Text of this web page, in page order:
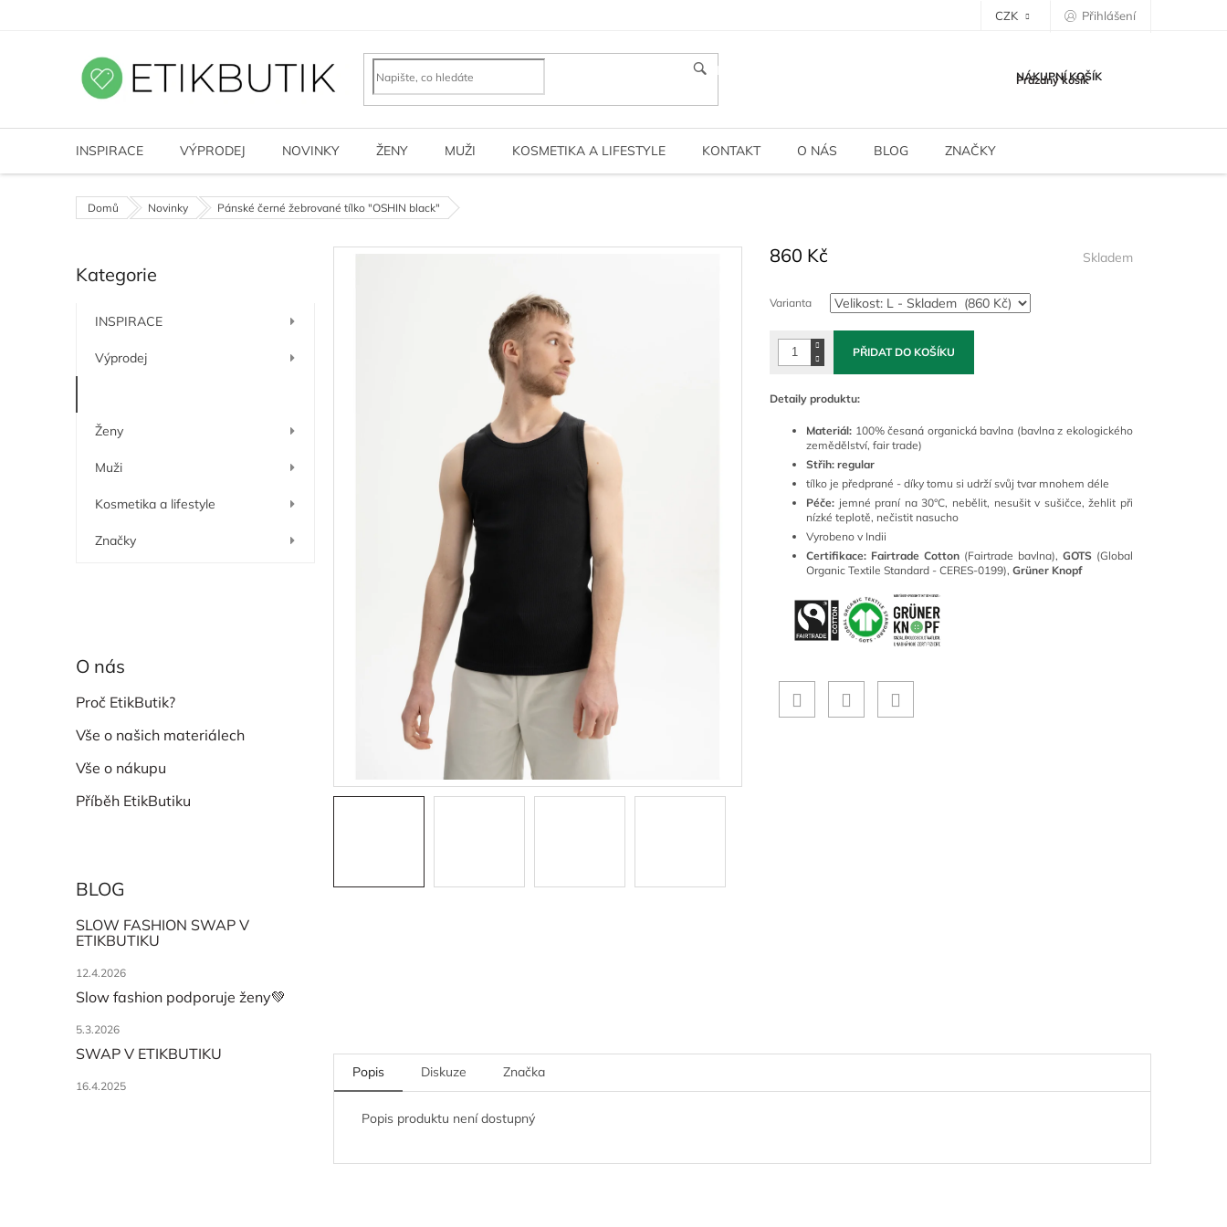
CZK Přihlášení
HLEDAT NÁKUPNÍ KOŠÍK
Prázdný košík
INSPIRACE VÝPRODEJ NOVINKY ŽENY MUŽI KOSMETIKA A LIFESTYLE KONTAKT O NÁS BLOG ZNAČKY
Domů Novinky Pánské černé žebrované tílko "OSHIN black"
o
n
í
Přeskočit
kategorie
Kategorie
INSPIRACE
Výprodej
Ženy
Muži
Kosmetika a lifestyle
Značky
O nás
Proč EtikButik?
Vše o našich materiálech
Vše o nákupu
Příběh EtikButiku
BLOG
SLOW FASHION SWAP V
ETIKBUTIKU
12.4.2026
Slow fashion podporuje ženy💚
5.3.2026
SWAP V ETIKBUTIKU
16.4.2025
860 Kč
cena:
Skladem
Varianta
PŘIDAT DO KOŠÍKU
Detaily produktu:
Materiál: 100% česaná organická bavlna (bavlna z ekologického
zemědělství, fair trade)
Střih: regular
tílko je předprané - díky tomu si udrží svůj tvar mnohem déle
Péče: jemné praní na 30°C, nebělit, nesušit v sušičce, žehlit při
nízké teplotě, nečistit nasucho
Vyrobeno v Indii
Certifikace: Fairtrade Cotton (Fairtrade bavlna), GOTS (Global
Organic Textile Standard - CERES-0199), Grüner Knopf
Popis Diskuze Značka
Popis produktu není dostupný